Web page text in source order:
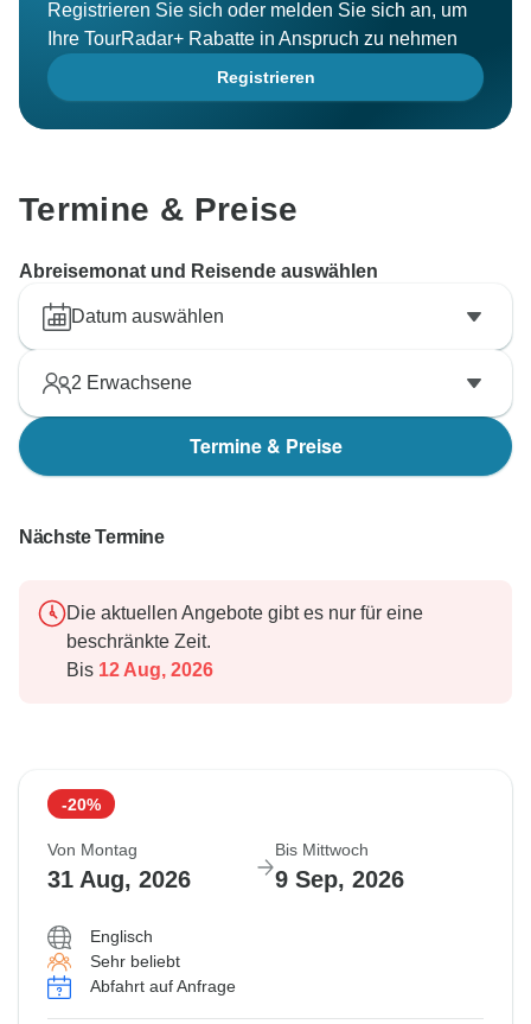
Registrieren Sie sich oder melden Sie sich an, um
Ihre TourRadar+ Rabatte in Anspruch zu nehmen
Registrieren
Termine & Preise
Abreisemonat und Reisende auswählen
Datum auswählen
2 Erwachsene
Termine & Preise
Nächste Termine
Die aktuellen Angebote gibt es nur für eine
beschränkte Zeit.
Bis 12 Aug, 2026
-20%
Von Montag
31 Aug, 2026
Bis Mittwoch
9 Sep, 2026
Englisch
Sehr beliebt
Abfahrt auf Anfrage